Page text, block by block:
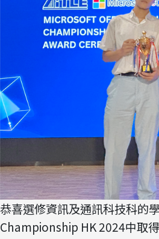
恭喜選修資訊及通訊科技科的
Championship HK 2024中取得